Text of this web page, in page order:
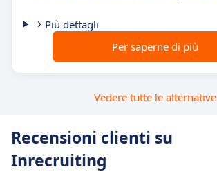
Più dettagli
Per saperne di più
Vedere tutte le alternative
Recensioni clienti su
Inrecruiting